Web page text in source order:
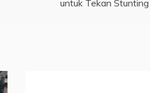
untuk Tekan Stunting